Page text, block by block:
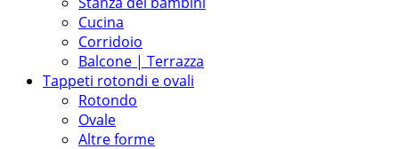
Cucina
Corridoio
Balcone | Terrazza
Tappeti rotondi e ovali
Rotondo
Ovale
Altre forme